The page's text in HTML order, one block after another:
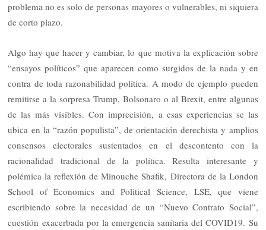
problema no es solo de personas mayores o vulnerables, ni siquiera
de corto plazo.
Algo hay que hacer y cambiar, lo que motiva la explicación sobre
“ensayos políticos” que aparecen como surgidos de la nada y en
contra de toda razonabilidad política. A modo de ejemplo pueden
remitirse a la sorpresa Trump, Bolsonaro o al Brexit, entre algunas
de las más visibles. Con imprecisión, a esas experiencias se las
ubica en la “razón populista”, de orientación derechista y amplios
consensos electorales sustentados en el descontento con la
racionalidad tradicional de la política. Resulta interesante y
polémica la reflexión de Minouche Shafik, Directora de la London
School of Economics and Political Science, LSE, que viene
escribiendo sobre la necesidad de un “Nuevo Contrato Social”,
cuestión exacerbada por la emergencia sanitaria del COVID19. Su